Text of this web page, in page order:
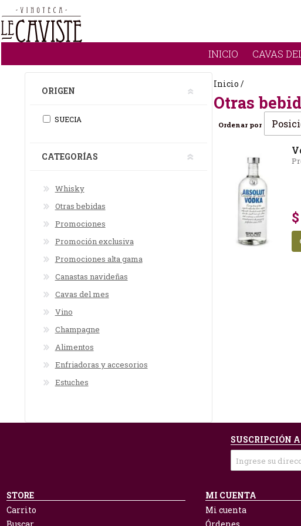
INICIO CAVAS
Inicio /
Otras
Ordenar por
ORIGEN
SUECIA
CATEGORÍAS
Whisky
Otras bebidas
Promociones
Promoción exclusiva
Promociones alta gama
Canastas navideñas
Cavas del mes
Vino
Champagne
Alimentos
Enfriadoras y accesorios
Estuches
SUSCRIPCIÓN
STORE
Carrito
MI CUENTA
Mi cuenta